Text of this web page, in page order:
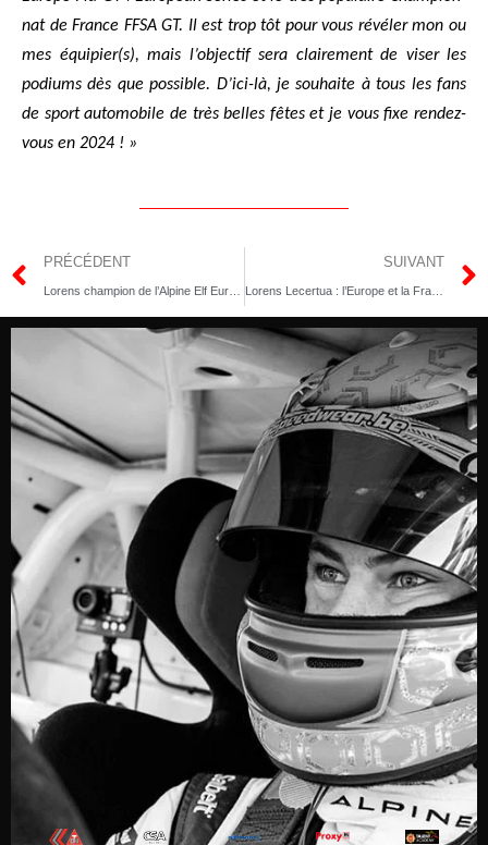
nat de France FFSA GT. Il est trop tôt pour vous révé­ler mon ou
mes équipier(s), mais l’objectif sera clai­re­ment de viser les
podiums dès que pos­sible. D’ici-là, je sou­haite à tous les fans
de sport auto­mo­bile de très belles fêtes et je vous fixe ren­dez-
vous en 2024 ! »
PRÉCÉDENT SUIVANT
Lorens Lecertua : l’Europe et la France en GT4 pour apprendre plus vite !